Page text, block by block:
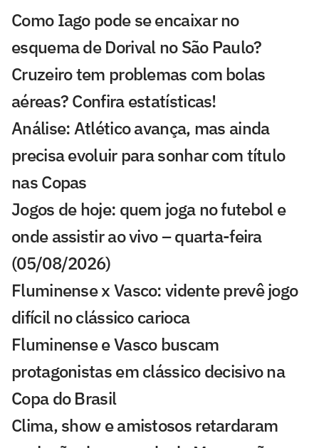
Como Iago pode se encaixar no
esquema de Dorival no São Paulo?
Cruzeiro tem problemas com bolas
aéreas? Confira estatísticas!
Análise: Atlético avança, mas ainda
precisa evoluir para sonhar com título
nas Copas
Jogos de hoje: quem joga no futebol e
onde assistir ao vivo – quarta-feira
(05/08/2026)
Fluminense x Vasco: vidente prevê jogo
difícil no clássico carioca
Fluminense e Vasco buscam
protagonistas em clássico decisivo na
Copa do Brasil
Clima, show e amistosos retardaram